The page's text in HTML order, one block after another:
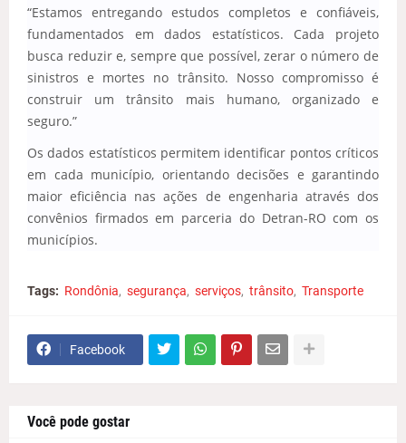
“Estamos entregando estudos completos e confiáveis,
fundamentados em dados estatísticos. Cada projeto
busca reduzir e, sempre que possível, zerar o número de
sinistros e mortes no trânsito. Nosso compromisso é
construir um trânsito mais humano, organizado e
seguro.”
Os dados estatísticos permitem identificar pontos críticos
em cada município, orientando decisões e garantindo
maior eficiência nas ações de engenharia através dos
convênios firmados em parceria do Detran-RO com os
municípios.
Tags: Rondônia segurança serviços trânsito Transporte
Facebook
Você pode gostar